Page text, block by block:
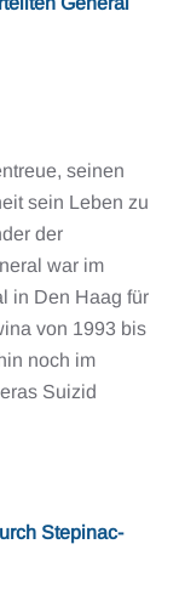
seinen
sein Leben zu
der
war im
in Den Haag für
von 1993 bis
noch im
Suizid
Stepinac-